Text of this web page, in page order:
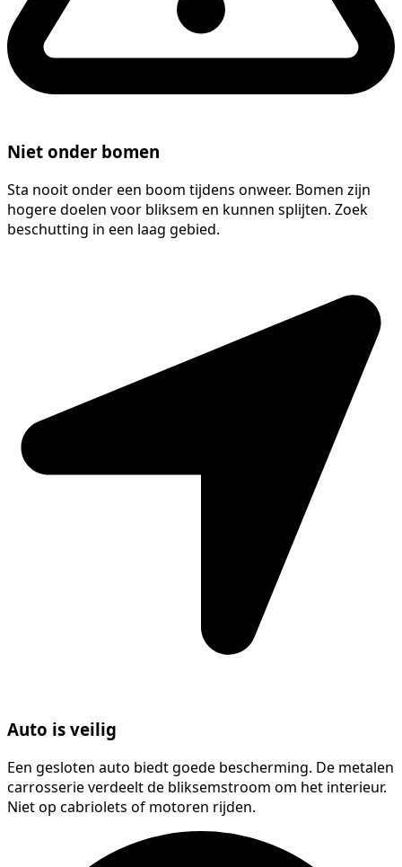
Niet onder bomen
Sta nooit onder een boom tijdens onweer. Bomen zijn
hogere doelen voor bliksem en kunnen splijten. Zoek
beschutting in een laag gebied.
Auto is veilig
Een gesloten auto biedt goede bescherming. De metalen
carrosserie verdeelt de bliksemstroom om het interieur.
Niet op cabriolets of motoren rijden.